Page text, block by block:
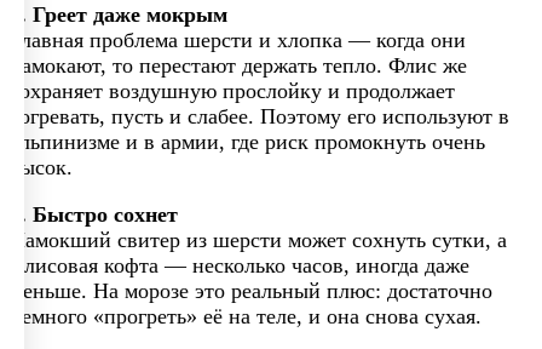
2. Греет даже мокрым
Главная проблема шерсти и хлопка — когда они
намокают, то перестают держать тепло. Флис же
сохраняет воздушную прослойку и продолжает
согревать, пусть и слабее. Поэтому его используют в
альпинизме и в армии, где риск промокнуть очень
высок.
3. Быстро сохнет
Намокший свитер из шерсти может сохнуть сутки, а
флисовая кофта — несколько часов, иногда даже
меньше. На морозе это реальный плюс: достаточно
немного «прогреть» её на теле, и она снова сухая.